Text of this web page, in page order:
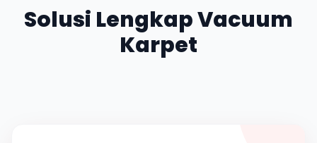
Solusi Lengkap Vacuum
Karpet